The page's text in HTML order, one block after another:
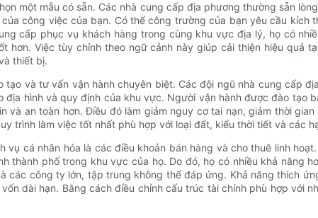
một mẫu có sẵn. Các nhà cung cấp địa phương thường sẵn
công việc của bạn. Có thể công trường của bạn yêu cầu
cấp phục vụ khách hàng trong cùng khu vực địa lý, họ có
hơn. Việc tùy chỉnh theo ngữ cảnh này giúp cải thiện hiệu
thiết bị.
tạo và tư vấn vận hành chuyên biệt. Các đội ngũ nhà cung cấp
địa hình và quy định của khu vực. Người vận hành được đào
và an toàn hơn. Điều đó làm giảm nguy cơ tai nạn, giảm thời
trình làm việc tốt nhất phù hợp với loại đất, kiểu thời tiết và các
vụ cá nhân hóa là các điều khoản bán hàng và cho thuê linh
thành phố trong khu vực của họ. Do đó, họ có nhiều khả năng
các công ty lớn, tập trung không thể đáp ứng. Khả năng thích
dài hạn. Bằng cách điều chỉnh cấu trúc tài chính phù hợp